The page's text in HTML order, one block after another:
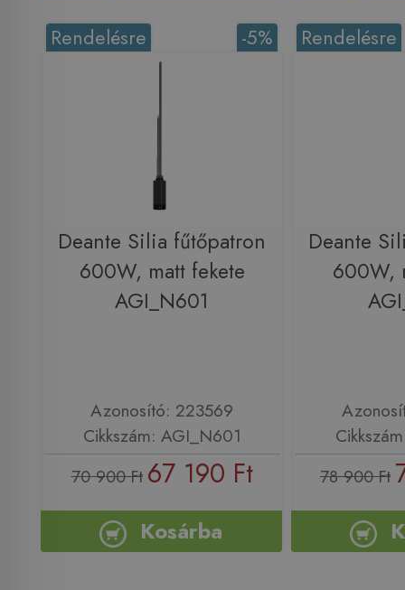
-5%
Rendelésre
Deante Silia fűtőpatron
600W, matt fekete
AGI_N601
Azonosító: 223569
Cikkszám: AGI_N601
70 900 Ft 67 190 Ft
Kosárba
Rendelésre
Deante
600W,
78 900 Ft